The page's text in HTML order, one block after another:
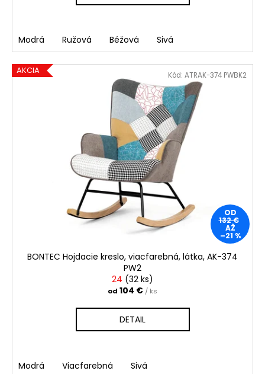
Modrá Ružová Béžová Sivá
AKCIA
OD
132 €
AŽ
–21 %
BONTEC Hojdacie kreslo, viacfarebná, látka, AK-374
PW2
24 (32 ks)
od 104 € / ks
DETAIL
Modrá Viacfarebná Sivá
Kód: ATRAK-374 PWBK2